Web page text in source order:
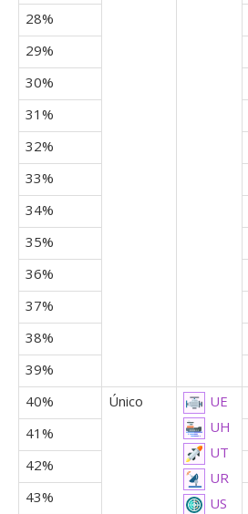
28%
29%
30%
31%
32%
33%
34%
35%
36%
37%
38%
39%
40%
Único
UE
UH
UT
UR
US
41%
42%
43%